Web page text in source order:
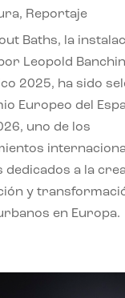
, Reportaje
Baths, la
Leopold
2025, ha sido
Europeo del
uno de los
dedicados a la
y
en Europa.